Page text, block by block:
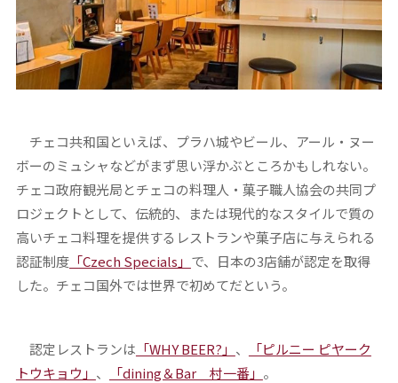
チェコ共和国といえば、プラハ城やビール、アール・ヌー
ボーのミュシャなどがまず思い浮かぶところかもしれない。
チェコ政府観光局とチェコの料理人・菓子職人協会の共同プ
ロジェクトとして、伝統的、または現代的なスタイルで質の
高いチェコ料理を提供するレストランや菓子店に与えられる
認証制度「Czech Specials」 で、日本の3店舗が認定を取得
した。チェコ国外では世界で初めてだという。
認定レストランは 「WHY BEER?」 、
「ピルニー ピヤーク
トウキョウ」 、 「dining＆Bar 村一番」 。